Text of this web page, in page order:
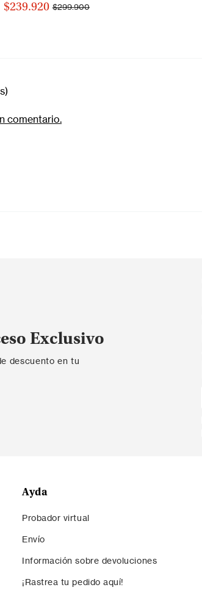
$239.920 $299.900
comentario.
Exclusivo
descuento en tu
Ayda
Probador virtual
Envío
Información sobre devoluciones
¡Rastrea tu pedido aquí!